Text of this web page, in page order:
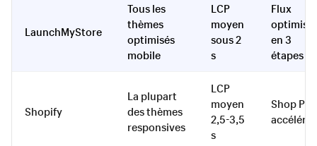
LaunchMyStore
Tous les
thèmes
optimisés
mobile
LCP
moyen
sous 2
s
Flux
optimisé
en 3
étapes
Shopify
La plupart
des thèmes
responsives
LCP
moyen
2,5-3,5
s
Shop Pay
accéléré